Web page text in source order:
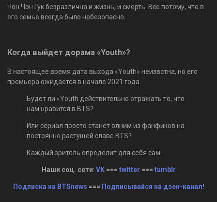
Чон Чон Гук безразлична и жизнь, и смерть. Все потому, что в
его семье всегда было небезопасно.
Когда выйдет дорама «Youth»?
В настоящее время дата выхода «Youth» неизвстна, но его
премьера ожидается в начале 2021 года.
Будет ли «Youth действительно отражать то, что
нам нравится в BTS?
Или сериал просто станет олним из фанфиков на
постоянно растущей славе BTS?
Каждый зритель определит для себя сам.
Наши соц. сети: VK=== twitter === tumblr
Подписка на BTSnews === Подписывайся на дзен-канал!